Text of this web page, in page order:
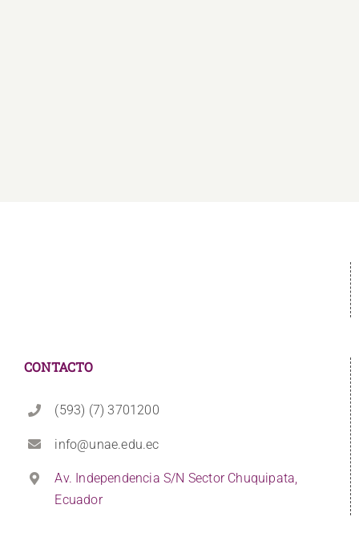
CONTACTO
(593) (7) 3701200
info@unae.edu.ec
Av. Independencia S/N Sector Chuquipata,
Ecuador